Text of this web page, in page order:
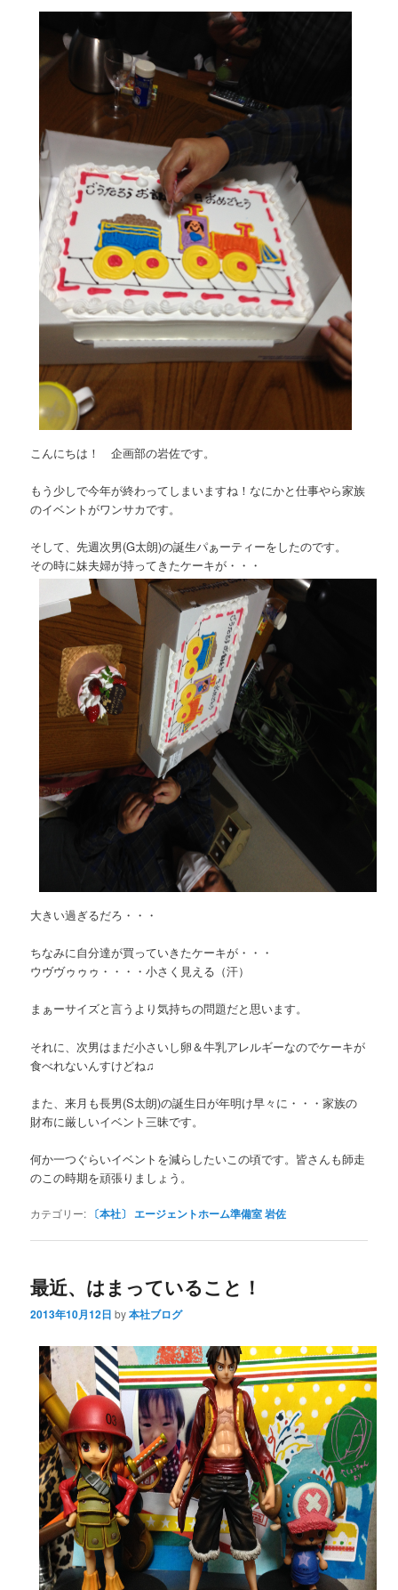
こんにちは！ 企画部の岩佐です。
もう少しで今年が終わってしまいますね！なにかと仕事やら家族
のイベントがワンサカです。
そして、先週次男(G太朗)の誕生パぁーティーをしたのです。
その時に妹夫婦が持ってきたケーキが・・・
大きい過ぎるだろ・・・
ちなみに自分達が買っていきたケーキが・・・
ウヴヴゥゥゥ・・・・小さく見える（汗）
まぁーサイズと言うより気持ちの問題だと思います。
それに、次男はまだ小さいし卵＆牛乳アレルギーなのでケーキが
食べれないんすけどね♫
また、来月も長男(S太朗)の誕生日が年明け早々に・・・家族の
財布に厳しいイベント三昧です。
何か一つぐらいイベントを減らしたいこの頃です。皆さんも師走
のこの時期を頑張りましょう。
カテゴリー: 〔本社〕 エージェントホーム準備室 岩佐
最近、はまっていること！
2013年10月12日 by本社ブログ